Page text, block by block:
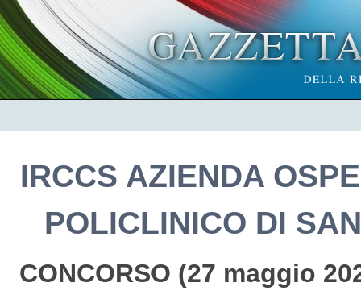
IRCCS AZIENDA
POLICLINICO DI
CONCORSO (27 maggio